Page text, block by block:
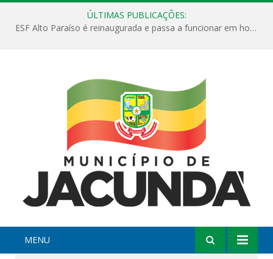
ÚLTIMAS PUBLICAÇÕES:
ESF Alto Paraíso é reinaugurada e passa a funcionar em horário estendido
MENU